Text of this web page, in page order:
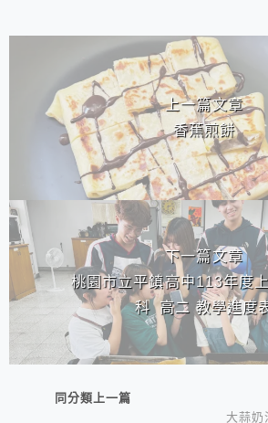
上一篇文章
香蕉煎餅
下一篇文章
桃園市立平鎮高中113年度
科 高二 教學進度
同分類上一篇
大蒜奶